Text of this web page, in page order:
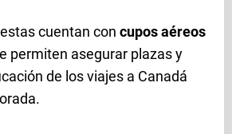
cuentan con cupos aéreos
permiten asegurar plazas y
de los viajes a Canadá